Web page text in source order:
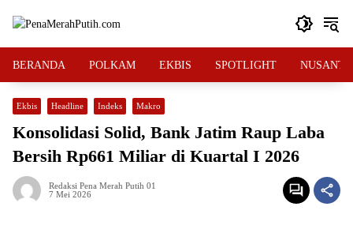
BERANDA POLKAM EKBIS SPOTLIGHT
Ekbis Headline Indeks Makro
Konsolidasi Solid, Bank Jatim Raup Laba
Bersih Rp661 Miliar di Kuartal I 2026
Redaksi Pena Merah Putih 01
7 Mei 2026